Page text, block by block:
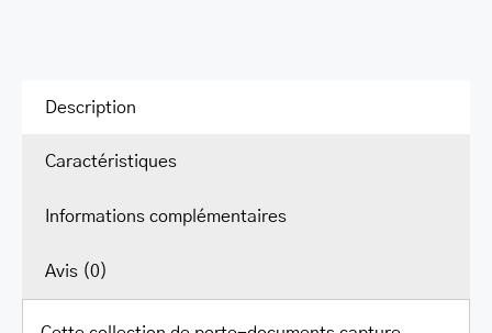
SE CONNECTER
Description
Caractéristiques
Informations complémentaires
Avis (0)